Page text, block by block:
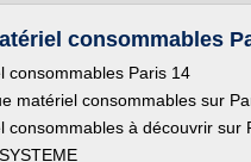
consommables
consommables Paris 14
matériel consommables sur
consommables à découvrir sur